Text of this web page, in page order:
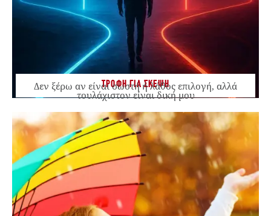
ΤΡΟΦΗ ΓΙΑ ΣΚΕΨΗ
Δεν ξέρω αν είναι σωστή ή λάθος επιλογή, αλλά
τουλάχιστον είναι δική μου